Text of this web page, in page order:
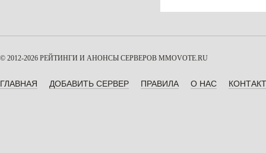
© 2012-2026 РЕЙТИНГИ И АНОНСЫ СЕРВЕРОВ MMOVOTE.RU
ГЛАВНАЯ ДОБАВИТЬ СЕРВЕР ПРАВИЛА О НАС